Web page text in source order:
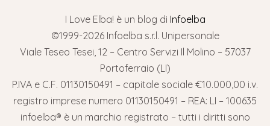
I Love Elba! è un blog di Infoelba
©1999-2026 Infoelba s.r.l. Unipersonale
Viale Teseo Tesei, 12 – Centro Servizi Il Molino – 57037
Portoferraio (LI)
P.IVA e C.F. 01130150491 – capitale sociale €10.000,00 i.v.
registro imprese numero 01130150491 – REA: LI – 100635
infoelba® è un marchio registrato – tutti i diritti sono